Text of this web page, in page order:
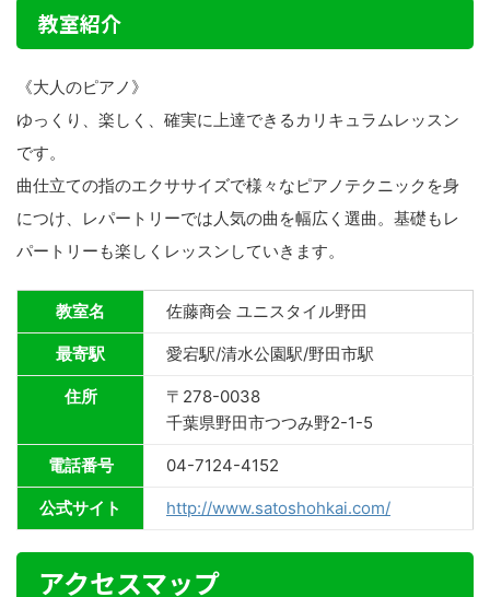
教室紹介
《大人のピアノ》
ゆっくり、楽しく、確実に上達できるカリキュラムレッスン
です。
曲仕立ての指のエクササイズで様々なピアノテクニックを身
につけ、レパートリーでは人気の曲を幅広く選曲。基礎もレ
パートリーも楽しくレッスンしていきます。
教室名 佐藤商会 ユニスタイル野田
最寄駅 愛宕駅/清水公園駅/野田市駅
住所
〒278-0038
千葉県野田市つつみ野2-1-5
電話番号 04-7124-4152
公式サイト http://www.satoshohkai.com/
アクセスマップ